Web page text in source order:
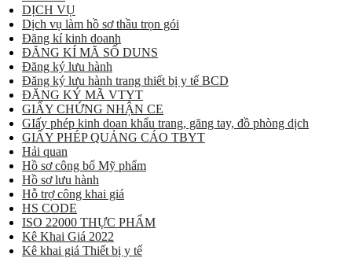
DỊCH VỤ
Dịch vụ làm hồ sơ thầu trọn gói
Đăng kí kinh doanh
ĐĂNG KÍ MÃ SỐ DUNS
Đăng ký lưu hành
Đăng ký lưu hành trang thiết bị y tế BCD
ĐĂNG KÝ MÃ VTYT
GIẤY CHỨNG NHẬN CE
GIấy phép kinh doan khẩu trang, găng tay, đồ phòng dịch
GIẤY PHÉP QUẢNG CÁO TBYT
Hải quan
Hồ sơ công bố Mỹ phẩm
Hồ sơ lưu hành
Hỗ trợ công khai giá
HS CODE
ISO 22000 THỰC PHẨM
Kê Khai Giá 2022
Kê khai giá Thiết bị y tế